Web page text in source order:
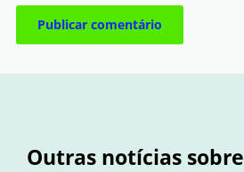
Outras notícias sobre